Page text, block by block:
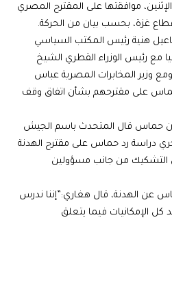
موافقتها على المقترح المصري
غزة، بحسب بيان من الحركة.
هنية رئيس المكتب السياسي
مع رئيس الوزراء القطري الشيخ
وزير المخابرات المصرية عباس
على مقترحهم بشأن اتفاق وقف
حماس قال المتحدث باسم الجيش
تجري دراسة رد حماس على مقترح الهدنة
التشكيك من جانب مسؤولين
عن الهدنة، قال هغاري:”إننا ندرس
كل الإمكانيات فيما يتعلق